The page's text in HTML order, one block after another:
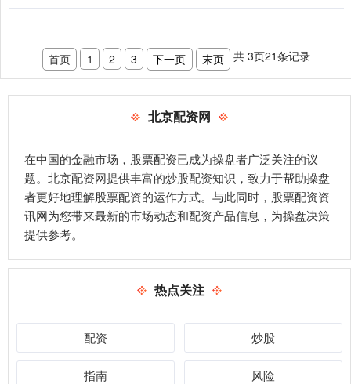
首页 1 2 3 下一页 末页 共 3页21条记录
北京配资网
在中国的金融市场，股票配资已成为操盘者广泛关注的议
题。北京配资网提供丰富的炒股配资知识，致力于帮助操盘
者更好地理解股票配资的运作方式。与此同时，股票配资资
讯网为您带来最新的市场动态和配资产品信息，为操盘决策
提供参考。
热点关注
配资 炒股
指南 风险